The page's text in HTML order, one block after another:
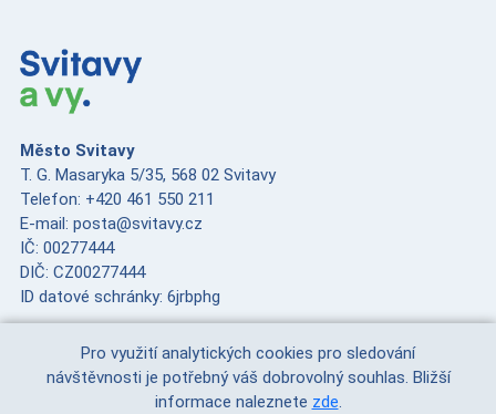
Hlášení systému
Stránka nenalezena.
Město Svitavy
T. G. Masaryka 5/35, 568 02 Svitavy
Telefon: +420 461 550 211
E-mail: posta@svitavy.cz
IČ: 00277444
DIČ: CZ00277444
ID datové schránky: 6jrbphg
Pro využití analytických cookies pro sledování
návštěvnosti je potřebný váš dobrovolný souhlas. Bližší
informace naleznete zde.